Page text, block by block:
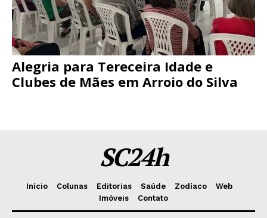
Alegria para Tereceira Idade e
Clubes de Mães em Arroio do Silva
SC24h
Início Colunas Editorias Saúde Zodíaco
Web
Imóveis
Contato